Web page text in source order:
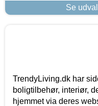
Se
TrendyLiving.dk har
boligtilbehør, interiør,
hjemmet via deres